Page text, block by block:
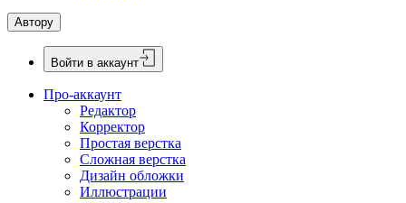
Автору
Войти в аккаунт
Про-аккаунт
Редактор
Корректор
Простая верстка
Сложная верстка
Дизайн обложки
Иллюстрации